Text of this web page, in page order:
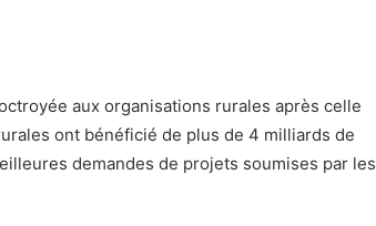
aux organisations rurales après celle
ont bénéficié de plus de 4 milliards de
demandes de projets soumises par les